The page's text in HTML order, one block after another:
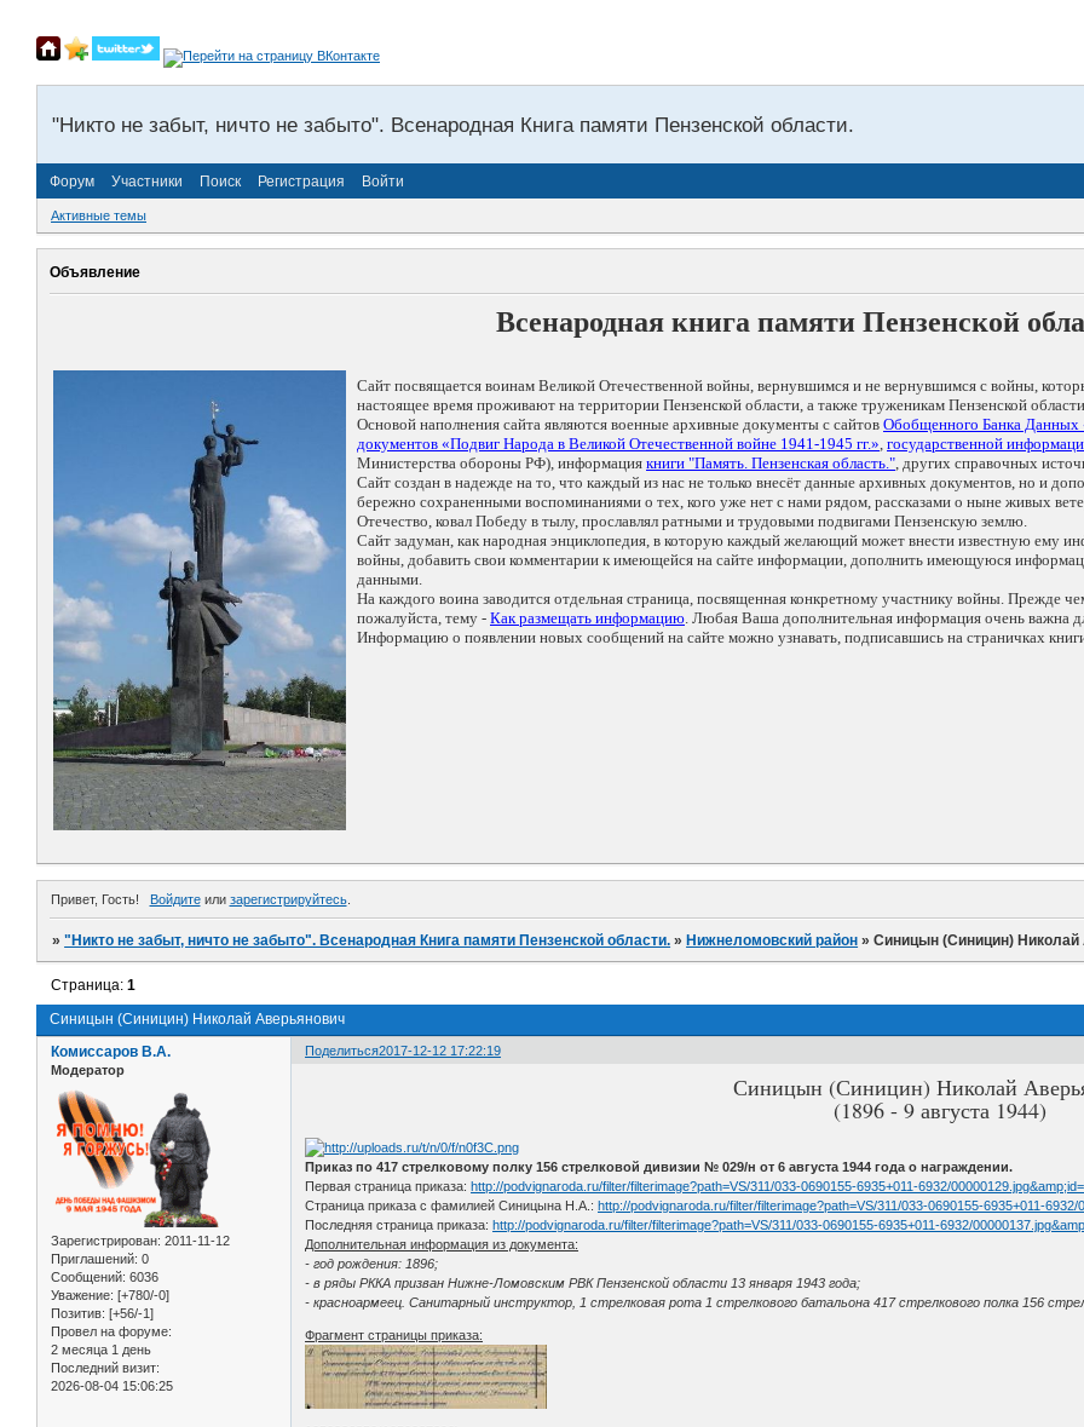
"Никто не забыт, ничто не забыто". Всенародная Книга памяти Пензенской области.
Форум Участники Поиск Регистрация Войти
Активные темы
Объявление
Всенародная книга памяти Пензенской
Сайт посвящается воинам Великой Отечественной войны, вернувшимся и не вернувшимся с войны,
настоящее время проживают на территории Пензенской области, а также труженикам Пензенской
Основой наполнения сайта являются военные архивные документы с сайтов Обобщенного Банка
документов «Подвиг Народа в Великой Отечественной войне 1941-1945 гг.», государственной
Министерства обороны РФ), информация книги "Память. Пензенская область.", других справочных
Сайт создан в надежде на то, что каждый из нас не только внесёт данные архивных документов, но и
бережно сохраненными воспоминаниями о тех, кого уже нет с нами рядом, рассказами о ныне живых
Отечество, ковал Победу в тылу, прославлял ратными и трудовыми подвигами Пензенскую землю.
Сайт задуман, как народная энциклопедия, в которую каждый желающий может внести известную ему
войны, добавить свои комментарии к имеющейся на сайте информации, дополнить имеющуюся
данными.
На каждого воина заводится отдельная страница, посвященная конкретному участнику войны. Прежде
пожалуйста, тему - Как размещать информацию. Любая Ваша дополнительная информация очень важна
Информацию о появлении новых сообщений на сайте можно узнавать, подписавшись на страничках
Привет, Гость! Войдитеили зарегистрируйтесь.
»"Никто не забыт, ничто не забыто". Всенародная Книга памяти Пензенской области. » Нижнеломовский район »Синицын (Синицин) Николай
Синицын (Синицин) Николай Аверьянович
Страница:1
Поделиться2017-12-12 17:22:19
Комиссаров В.А.
Модератор
Зарегистрирован: 2011-11-12
Приглашений: 0
Сообщений: 6036
Уважение: [+780/-0]
Позитив: [+56/-1]
Провел на форуме:
2 месяца 1 день
Последний визит:
2026-08-04 15:06:25
Синицын (Синицин) Николай
(1896 - 9 августа 1944)
Приказ по 417 стрелковому полку 156 стрелковой дивизии № 029/н от 6 августа 1944 года о награждении.
Первая страница приказа:http://podvignaroda.ru/filter/filterimage?path=VS/311/033-0690155-6935+011-6932/
Страница приказа с фамилией Синицына Н.А.:http://podvignaroda.ru/filter/filterimage?path=VS/311/033-0690155-6935+011-
Последняя страница приказа:http://podvignaroda.ru/filter/filterimage?path=VS/311/033-0690155-6935+011-6932/
Дополнительная информация из документа:
- год рождения: 1896;
- в ряды РККА призван Нижне-Ломовским РВК Пензенской области 13 января 1943 года;
- красноармеец. Санитарный инструктор, 1 стрелковая рота 1 стрелкового батальона 417 стрелкового полка 156
Фрагмент страницы приказа: